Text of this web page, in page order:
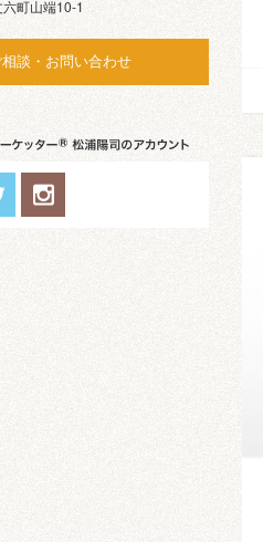
町山端10-1
相談・お問い合わせ